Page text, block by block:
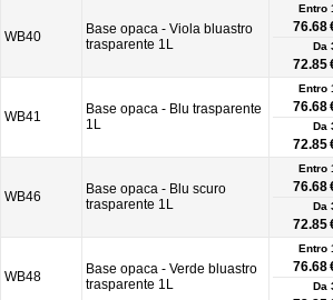
WB40
Base opaca - Viola bluastro
trasparente 1L
Entro
76.68
Da
72.85
WB41
Base opaca - Blu trasparente
1L
Entro
76.68
Da
72.85
WB46
Base opaca - Blu scuro
trasparente 1L
Entro
76.68
Da
72.85
WB48
Base opaca - Verde bluastro
trasparente 1L
Entro
76.68
Da